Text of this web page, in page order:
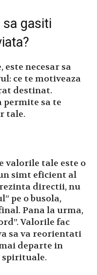
sa gasiti
necesar sa
ce te motiveaza
destinat.
permite sa te
tale.
valorile tale este o
simt eficient al
directii, nu
pe o busola,
Pana la urma,
Valorile fac
sa va reorientati
departe in
spirituale.